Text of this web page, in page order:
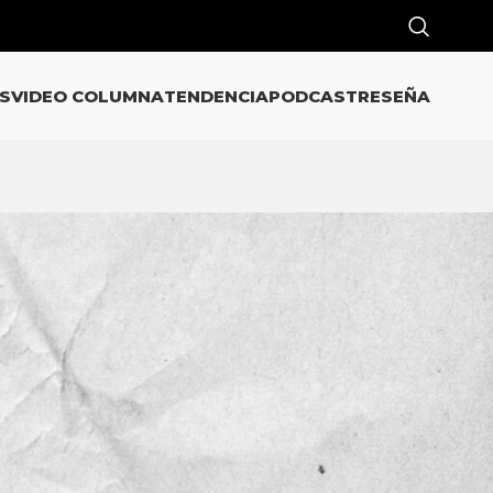
VIDEO COLUMNATENDENCIAPODCASTRESEÑA